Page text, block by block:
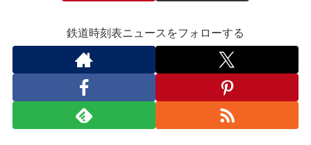
鉄道時刻表ニュースをフォローする